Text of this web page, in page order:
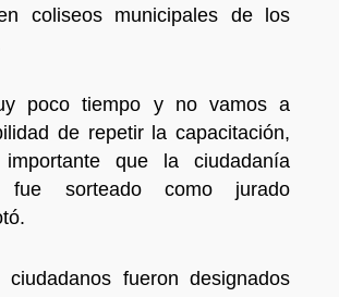
coliseos municipales de los
poco tiempo y no vamos a
de repetir la capacitación,
que la ciudadanía
fue sorteado como jurado
fueron designados